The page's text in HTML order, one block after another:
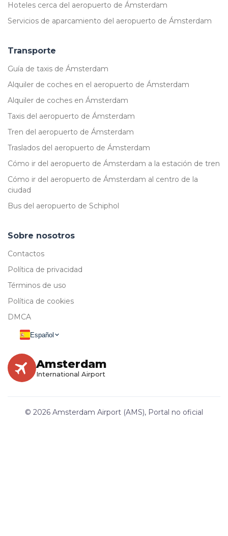
Hoteles cerca del aeropuerto de Ámsterdam
Servicios de aparcamiento del aeropuerto de Ámsterdam
Transporte
Guía de taxis de Ámsterdam
Alquiler de coches en el aeropuerto de Ámsterdam
Alquiler de coches en Ámsterdam
Taxis del aeropuerto de Ámsterdam
Tren del aeropuerto de Ámsterdam
Traslados del aeropuerto de Ámsterdam
Cómo ir del aeropuerto de Ámsterdam a la estación de tren
Cómo ir del aeropuerto de Ámsterdam al centro de la
ciudad
Bus del aeropuerto de Schiphol
Sobre nosotros
Contactos
Política de privacidad
Términos de uso
Política de cookies
DMCA
Español
Amsterdam
International Airport
© 2026 Amsterdam Airport (AMS), Portal no oficial